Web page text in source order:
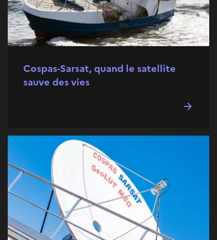
Cospas-Sarsat, quand le satellite
sauve des vies